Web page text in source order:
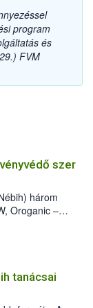
program
és
FVM
szer
három
Oroganic –
követően,
további
kiskerti
is
tanácsai